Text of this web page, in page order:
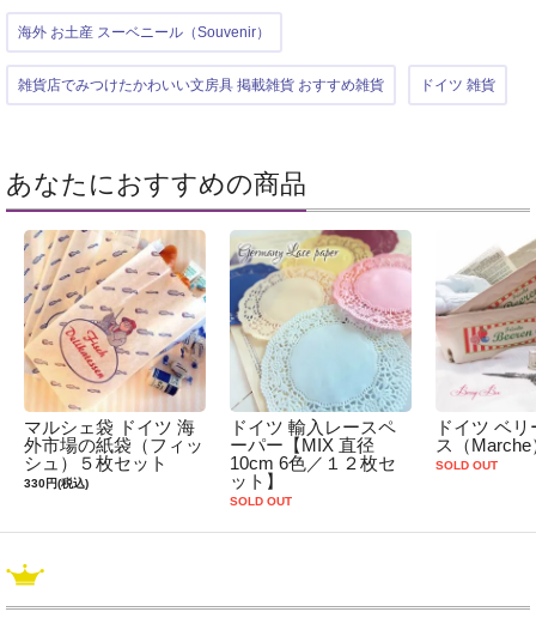
海外 お土産 スーベニール（Souvenir）
雑貨店でみつけたかわいい文房具 掲載雑貨 おすすめ雑貨 ドイツ 雑貨
あなたにおすすめの商品
マルシェ袋 ドイツ 海
外市場の紙袋（フィッ
シュ）５枚セット
330円(税込)
ドイツ 輸入レースペ
ーパー【MIX 直径
10cm 6色／１２枚セ
ット】
SOLD OUT
ドイツ ベ
ス（Marche
SOLD OUT